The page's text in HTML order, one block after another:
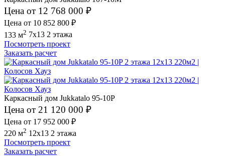
Цена от 12 768 000 ₽
Цена от 10 852 800 ₽
133 м2 7x13 2 этажа
Посмотреть проект
Заказать расчет
Каркасный дом Jukkatalo 95-10P
Цена от 21 120 000 ₽
Цена от 17 952 000 ₽
220 м2 12x13 2 этажа
Посмотреть проект
Заказать расчет